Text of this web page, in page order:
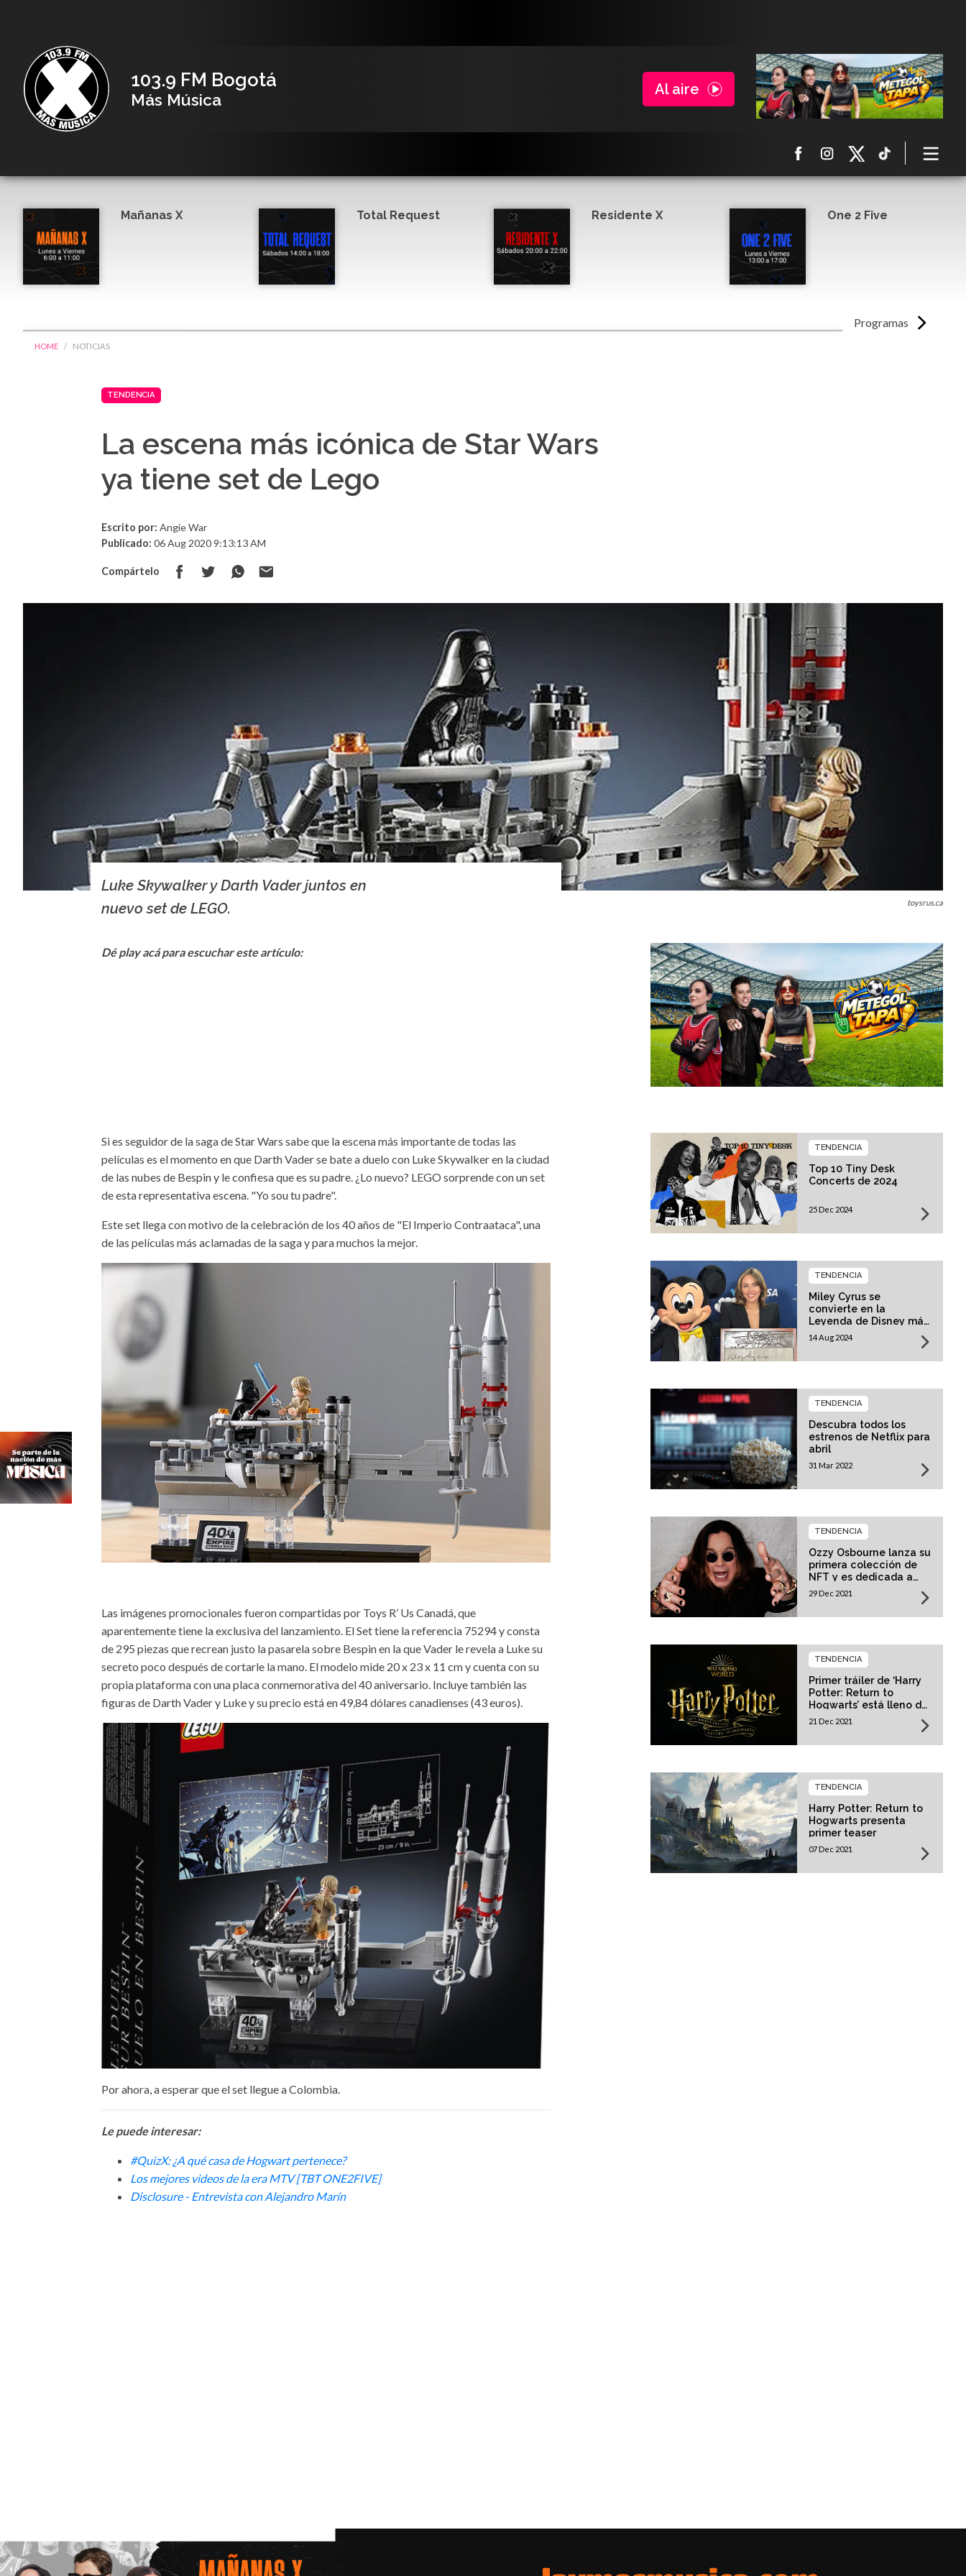
103.9 FM Bogotá
Más Música
Al aire
Programas
Mañanas X Total Request Residente X One 2 Five
HOME NOTICIAS
TENDENCIA
La escena más icónica de Star Wars
ya tiene set de Lego
Escrito por: Angie War
Publicado: 06 Aug 2020 9:13:13 AM
Compártelo
toysrus.ca
Luke Skywalker y Darth Vader juntos en
nuevo set de LEGO.
Dé play acá para escuchar este artículo:
Si es seguidor de la saga de Star Wars sabe que la escena más importante de todas las
películas es el momento en que Darth Vader se bate a duelo con Luke Skywalker en la ciudad
de las nubes de Bespin y le confiesa que es su padre. ¿Lo nuevo? LEGO sorprende con un set
de esta representativa escena. "Yo sou tu padre".
Este set llega con motivo de la celebración de los 40 años de "El Imperio Contraataca", una
de las películas más aclamadas de la saga y para muchos la mejor.
Las imágenes promocionales fueron compartidas por Toys R’ Us Canadá, que
aparentemente tiene la exclusiva del lanzamiento. El Set tiene la referencia 75294 y consta
de 295 piezas que recrean justo la pasarela sobre Bespin en la que Vader le revela a Luke su
secreto poco después de cortarle la mano. El modelo mide 20 x 23 x 11 cm y cuenta con su
propia plataforma con una placa conmemorativa del 40 aniversario. Incluye también las
figuras de Darth Vader y Luke y su precio está en 49,84 dólares canadienses (43 euros).
Por ahora, a esperar que el set llegue a Colombia.
Le puede interesar:
#QuizX: ¿A qué casa de Hogwart pertenece?
Los mejores videos de la era MTV [TBT ONE2FIVE]
Disclosure - Entrevista con Alejandro Marín
Top 10 Tiny Desk
Concerts de 2024
TENDENCIA
25 Dec 2024
Miley Cyrus se
convierte en la
Leyenda de Disney más
joven
TENDENCIA
14 Aug 2024
Descubra todos los
estrenos de Netflix para
abril
TENDENCIA
31 Mar 2022
Ozzy Osbourne lanza su
primera colección de
NFT y es dedicada a
uno de sus momentos
TENDENCIA
29 Dec 2021
Primer tráiler de ‘Harry
Potter: Return to
Hogwarts’ está lleno de
nostalgia
TENDENCIA
21 Dec 2021
Harry Potter: Return to
Hogwarts presenta
primer teaser
TENDENCIA
07 Dec 2021